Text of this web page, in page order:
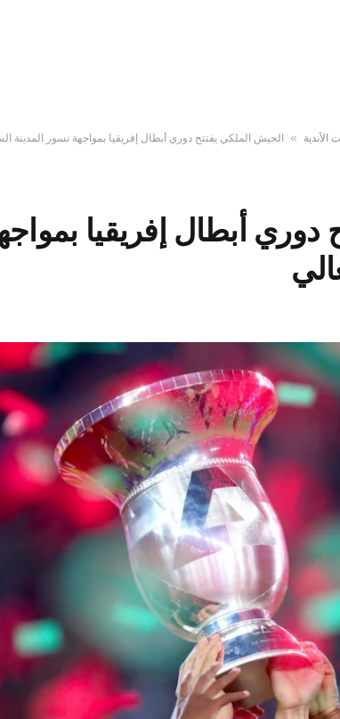
الأندية » الجيش الملكي يفتتح دوري أبطال إفريقيا بمواجهة نسور المدينة
أبطال إفريقيا